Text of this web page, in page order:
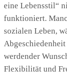
eine Lebensstil“
funktioniert.
sozialen Leben,
werdender
Flexibilität und